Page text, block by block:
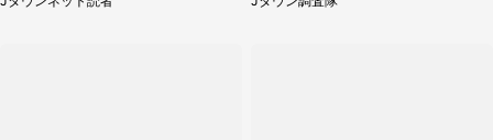
6】